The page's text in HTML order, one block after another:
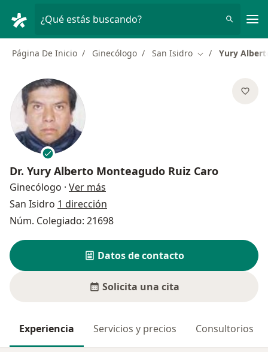
¿Qué estás buscando?
Página De Inicio Ginecólogo San Isidro Cambiar de
Yury
Dr. Yury Alberto Monteagudo Ruiz Caro
Ginecólogo · Ver más
San Isidro 1 dirección
Núm. Colegiado: 21698
Datos de contacto
Solicita una cita
Experiencia Servicios y precios Consultorios